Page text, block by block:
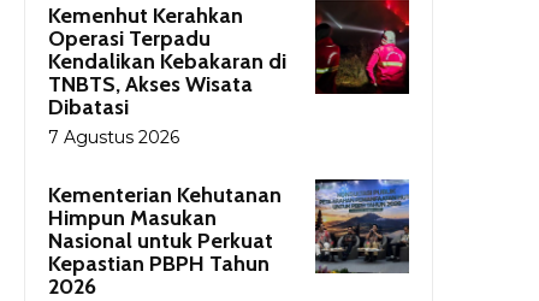
Kemenhut Kerahkan
Operasi Terpadu
Kendalikan Kebakaran di
TNBTS, Akses Wisata
Dibatasi
7 Agustus 2026
Kementerian Kehutanan
Himpun Masukan
Nasional untuk Perkuat
Kepastian PBPH Tahun
2026